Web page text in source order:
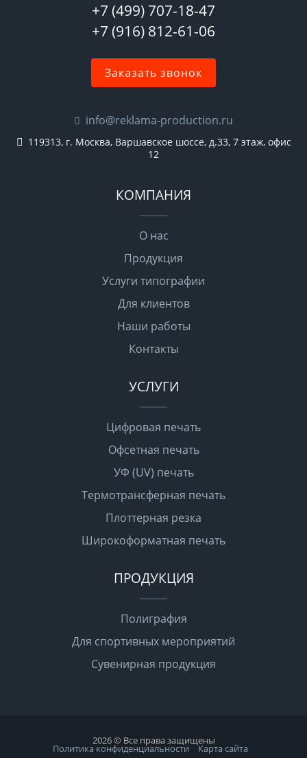
+7 (499) 707-18-47
+7 (916) 812-61-06
Заказать звонок
info@reklama-production.ru
119313, г. Москва, Варшавское шоссе, д.33, 7 этаж, офис
12
КОМПАНИЯ
О нас
Продукция
Услуги типографии
Для клиентов
Наши работы
Контакты
УСЛУГИ
Цифровая печать
Офсетная печать
УФ (UV) печать
Термотрансферная печать
Плоттерная резка
Широкоформатная печать
ПРОДУКЦИЯ
Полиграфия
Для спортивных мероприятий
Сувенирная продукция
2026 © Все права защищены
Политика конфиденциальности Карта сайта